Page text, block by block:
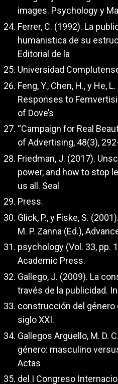
images. Psychology y
Ferrer, C. (1992). La
humanistica de su
Editorial de la
Universidad
Feng, Y., Chen, H., y He,
Responses to
of Dove’s
“Campaign for Real
of Advertising, 48(3),
Friedman, J. (2017).
power, and how to stop
us all. Seal
Press.
Glick, P., y Fiske, S.
M. P. Zanna (Ed.),
psychology (Vol. 33, pp.
Academic Press.
Gallego, J. (2009). La
través de la publicidad.
construcción del género
siglo XXI.
Gallegos Argüello, M. D.
género: masculino
Actas
del I Congreso